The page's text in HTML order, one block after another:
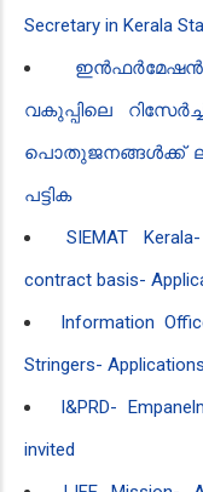
Secretary in Kerala
വകുപ്പിലെ
പൊതുജനങ്ങൾക്ക്
പട്ടിക
SIEMAT
contract basis-
Information
Stringers-
I&PRD-
invited